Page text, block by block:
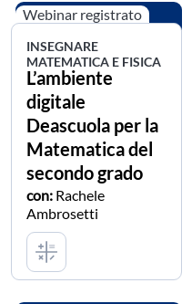
Webinar registrato
INSEGNARE
MATEMATICA E FISICA
L’ambiente
digitale
Deascuola per la
Matematica del
secondo grado
con: Rachele
Ambrosetti